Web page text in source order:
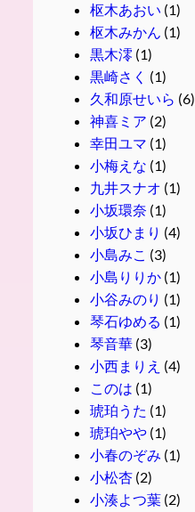
枢木あおい (1)
枢木みかん (1)
黒木澪 (1)
黒崎さく (1)
久和原せいら (6)
神喜ミア (2)
幸田ユマ (1)
小梅えな (1)
九井スナオ (1)
小坂環奈 (1)
小坂ひまり (4)
小島みこ (3)
小島りりか(1)
小谷みのり (1)
琴石ゆめる (1)
琴音華(3)
小西まりえ (4)
このは (1)
琥珀うた (1)
琥珀やや(1)
小春のぞみ (1)
小松杏(2)
小湊よつ葉(2)